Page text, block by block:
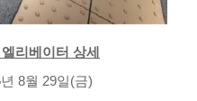
리베이터 상세
8월 29일(금)